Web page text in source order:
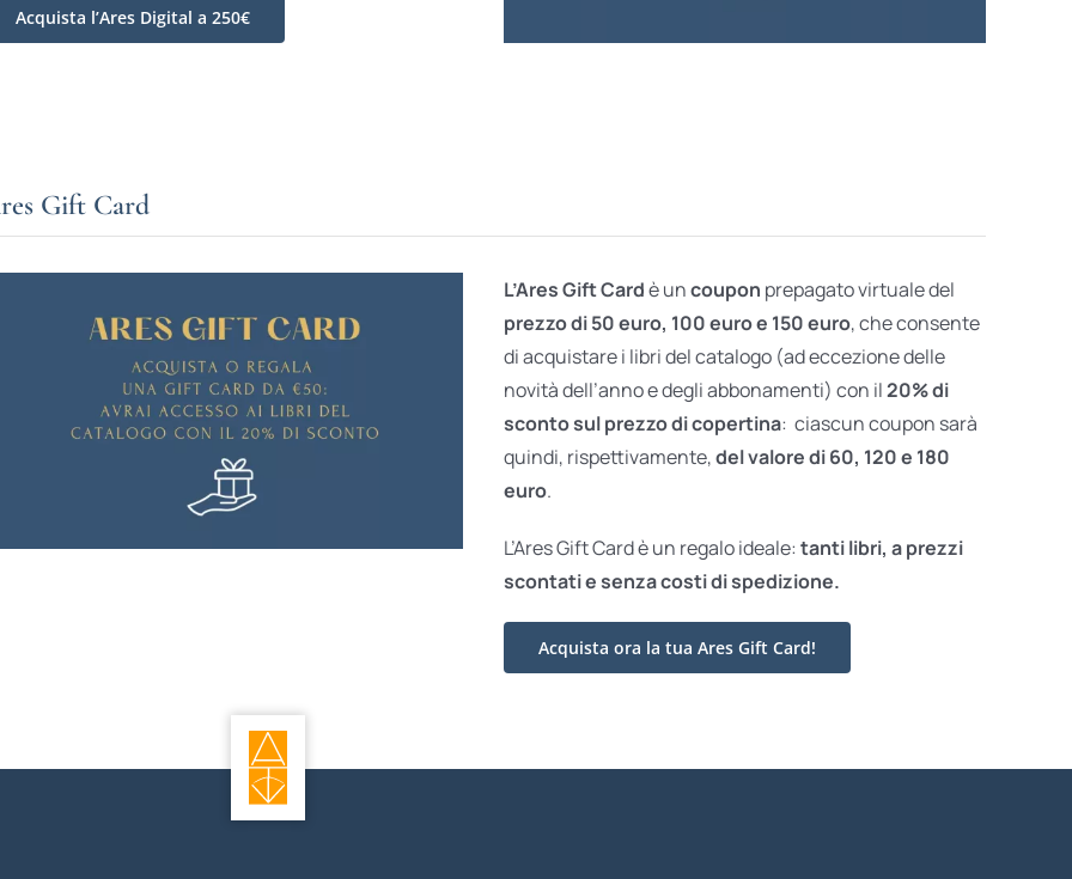
Acquista l’Ares Digital a 250€
Gift Card
L’Ares Gift Cardè uncoupon prepagato virtuale del
prezzo di 50 euro, 100 euro e 150 euro, che consente
di acquistare i libri del catalogo (ad eccezione delle
novità dell’anno e degli abbonamenti) con il20% di
sconto sul prezzo di copertina: ciascun coupon sarà
quindi, rispettivamente,del valore di 60, 120 e 180
euro.
L’Ares Gift Card è un regalo ideale: tanti libri, a prezzi
scontati esenza costi di spedizione.
Acquista ora la tua Ares Gift Card!